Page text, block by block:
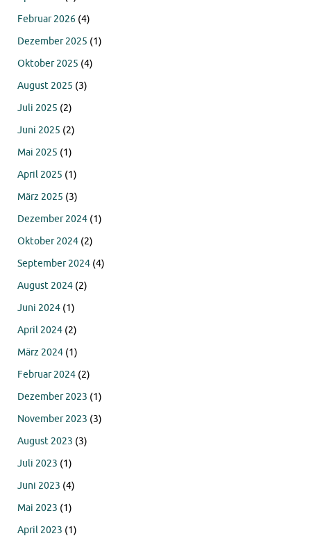
Februar 2026 (4)
Dezember 2025 (1)
Oktober 2025 (4)
August 2025 (3)
Juli 2025 (2)
Juni 2025 (2)
Mai 2025 (1)
April 2025 (1)
März 2025 (3)
Dezember 2024 (1)
Oktober 2024 (2)
September 2024 (4)
August 2024 (2)
Juni 2024 (1)
April 2024 (2)
März 2024 (1)
Februar 2024 (2)
Dezember 2023 (1)
November 2023 (3)
August 2023 (3)
Juli 2023 (1)
Juni 2023 (4)
Mai 2023 (1)
April 2023 (1)